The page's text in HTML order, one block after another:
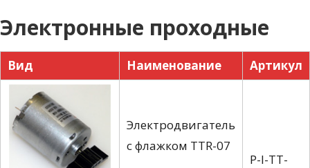
Электронные проходные
Вид Наименование Артикул
Электродвигатель
с флажком TTR-07
P-I-TT-